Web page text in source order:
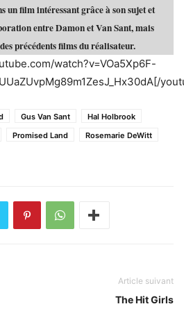
un film intéressant grâce à son sujet et
entre Damon et Van Sant, mais
précédents films du réalisateur.
watch?v=VOa5Xp6F-
Gus Van Sant
Hal Holbrook
Promised Land
Rosemarie DeWitt
Article suivant
The Hit Girls